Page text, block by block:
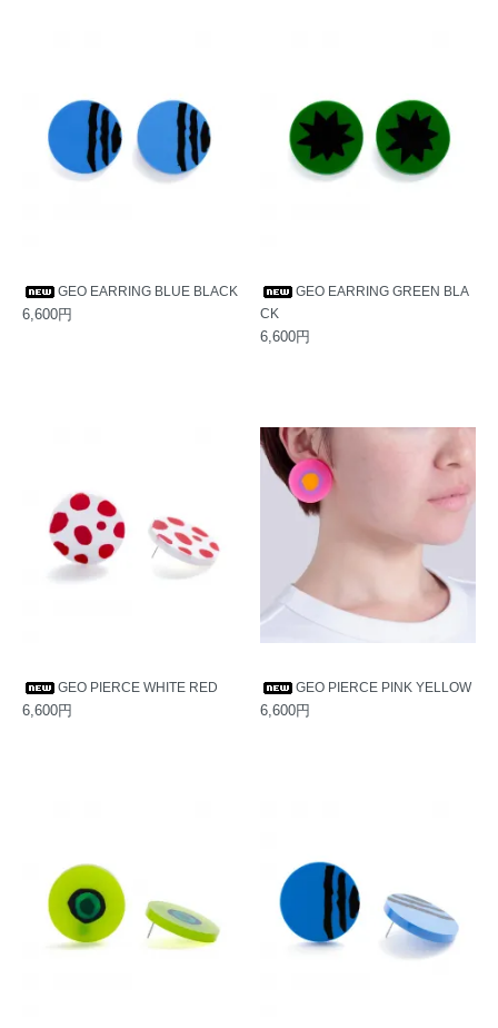
GEO EARRING BLUE BLACK
6,600円
GEO EARRING GREEN BLA
CK
6,600円
GEO PIERCE WHITE RED
6,600円
GEO PIERCE PINK YELLOW
6,600円